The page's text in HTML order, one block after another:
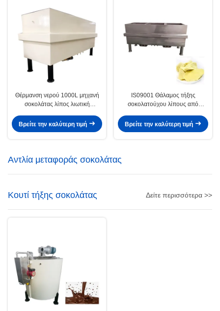
Θέρμανση νερού 1000L μηχανή
σοκολάτας λίπος λιωτική
Βρείτε την καλύτερη τιμή
IS09001 Θάλαμος τήξης
σοκολατούχου λίπους από
Βρείτε την καλύτερη τιμή
Αντλία μεταφοράς σοκολάτας
Κουτί τήξης σοκολάτας Δείτε περισσότερα >>